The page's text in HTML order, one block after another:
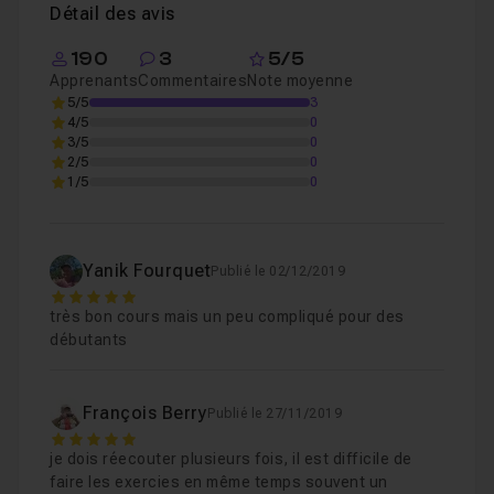
Vous pouvez aussi me faire part de vos souhaits à
naturellement de toutes vos questions !
Bonn tuto !
Chapitre 2 : Les filtres
Détail des avis
190
Apprenants
3
Commentaires
5/5
Note moyenne
5/5
3
4/5
0
3/5
0
2/5
0
1/5
0
Yanik Fourquet Publié le 02/12/2019
5
très bon cours mais un peu compliqué pour des
débutants
François Berry Publié le 27/11/2019
5
je dois réecouter plusieurs fois, il est difficile de
faire les exercies en même temps souvent un